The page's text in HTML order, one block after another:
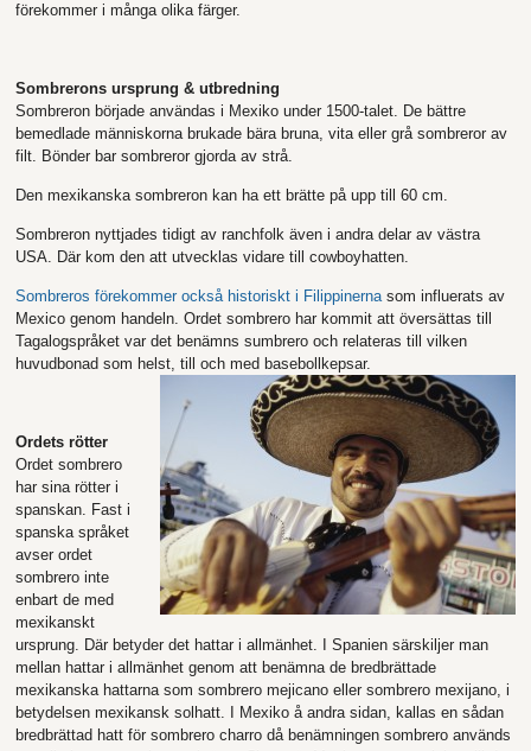
förekommer i många olika färger.
Sombrerons ursprung & utbredning
Sombreron började användas i Mexiko under 1500-talet. De bättre
bemedlade människorna brukade bära bruna, vita eller grå sombreror av
filt. Bönder bar sombreror gjorda av strå.
Den mexikanska sombreron kan ha ett brätte på upp till 60 cm.
Sombreron nyttjades tidigt av ranchfolk även i andra delar av västra
USA. Där kom den att utvecklas vidare till cowboyhatten.
Sombreros förekommer också historiskt i Filippinernasom influerats av
Mexico genom handeln. Ordet sombrero har kommit att översättas till
Tagalogspråket var det benämns sumbrero och relateras till vilken
huvudbonad som helst, till och med basebollkepsar.
Ordets rötter
Ordet sombrero
har sina rötter i
spanskan. Fast i
spanska språket
avser ordet
sombrero inte
enbart de med
mexikanskt
ursprung. Där betyder det hattar i allmänhet. I Spanien särskiljer man
mellan hattar i allmänhet genom att benämna de bredbrättade
mexikanska hattarna som sombrero mejicano eller sombrero mexijano, i
betydelsen mexikansk solhatt. I Mexiko å andra sidan, kallas en sådan
bredbrättad hatt för sombrero charro då benämningen sombrero används